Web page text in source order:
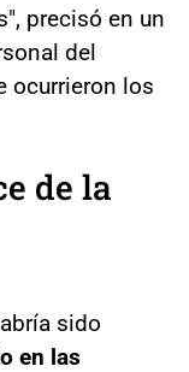
precisó en un
del
ocurrieron los
de la
sido
en las